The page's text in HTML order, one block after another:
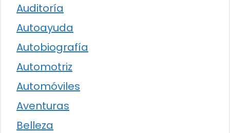
Auditoría
Autoayuda
Autobiografía
Automotriz
Automóviles
Aventuras
Belleza